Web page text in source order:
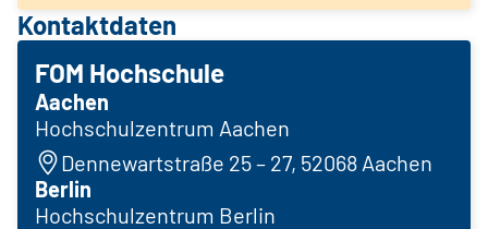
Kontaktdaten
FOM Hochschule
Aachen
Hochschulzentrum Aachen
Dennewartstraße 25 – 27, 52068 Aachen
Berlin
Hochschulzentrum Berlin